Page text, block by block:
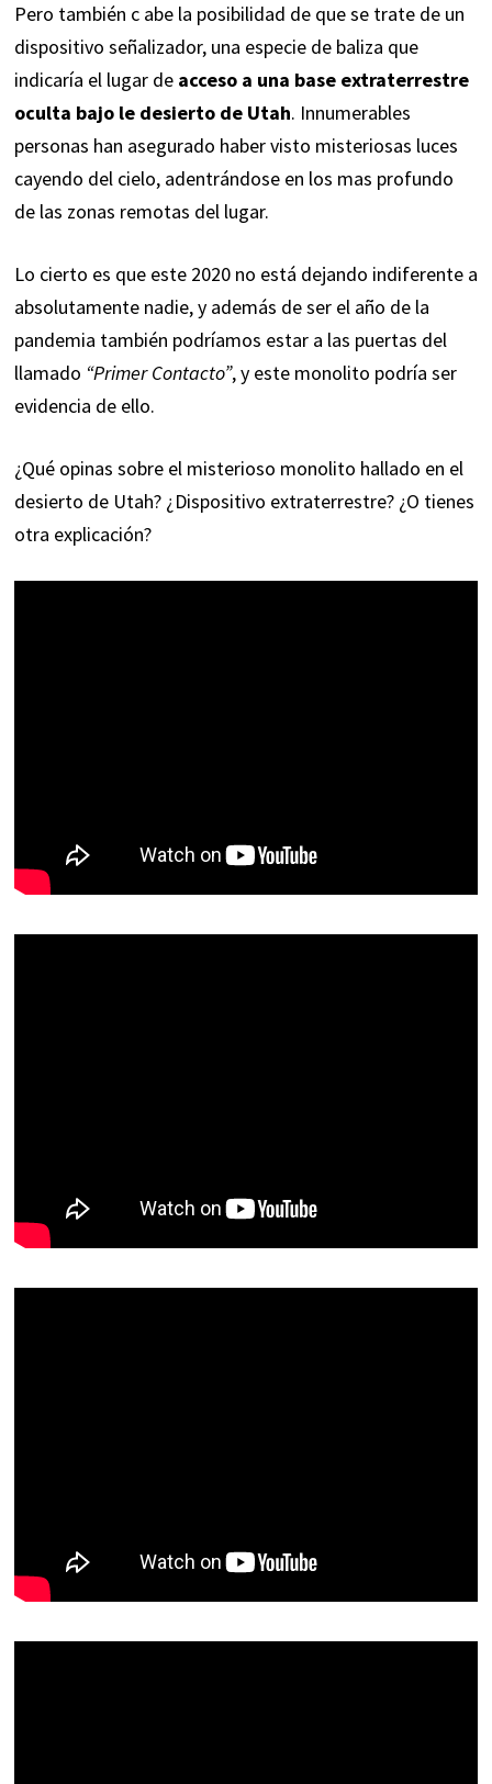
Pero también c abe la posibilidad de que se trate de un
dispositivo señalizador, una especie de baliza que
indicaría el lugar de acceso a una base extraterrestre
oculta bajo le desierto de Utah. Innumerables
personas han asegurado haber visto misteriosas luces
cayendo del cielo, adentrándose en los mas profundo
de las zonas remotas del lugar.
Lo cierto es que este 2020 no está dejando indiferente a
absolutamente nadie, y además de ser el año de la
pandemia también podríamos estar a las puertas del
llamado “Primer Contacto”, y este monolito podría ser
evidencia de ello.
¿Qué opinas sobre el misterioso monolito hallado en el
desierto de Utah? ¿Dispositivo extraterrestre? ¿O tienes
otra explicación?